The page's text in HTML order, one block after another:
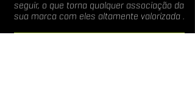
seguir, o que torna qualquer associação da
sua marca com eles altamente valorizada .